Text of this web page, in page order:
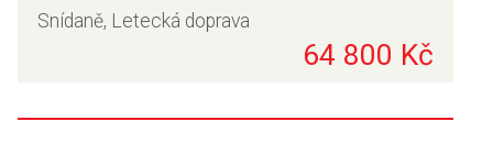
Snídaně, Letecká doprava
64 800 Kč